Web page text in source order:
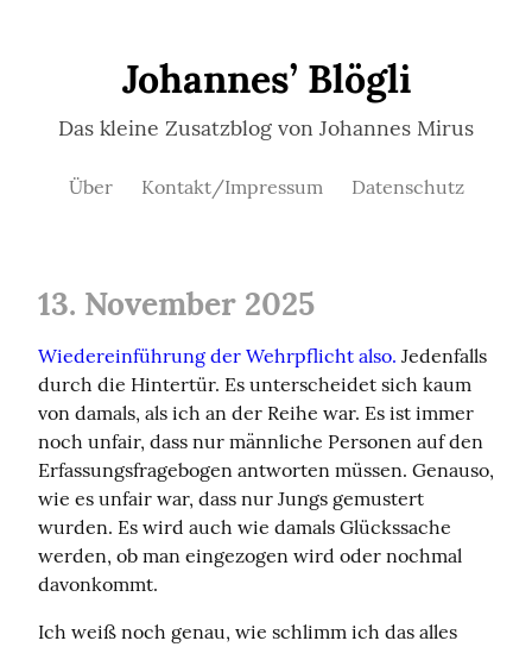
Johannes’ Blögli
Das kleine Zusatzblog von Johannes Mirus
Über Kontakt/Impressum Datenschutz
13. November 2025
Wiedereinführung der Wehrpflicht also. Jedenfalls
durch die Hintertür. Es unterscheidet sich kaum
von damals, als ich an der Reihe war. Es ist immer
noch unfair, dass nur männliche Personen auf den
Erfassungsfragebogen antworten müssen. Genauso,
wie es unfair war, dass nur Jungs gemustert
wurden. Es wird auch wie damals Glückssache
werden, ob man eingezogen wird oder nochmal
davonkommt.
Ich weiß noch genau, wie schlimm ich das alles